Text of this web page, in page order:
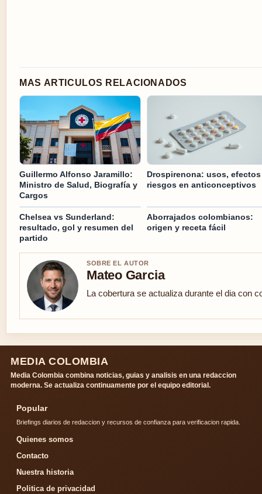
MAS ARTICULOS RELACIONADOS
Guillermo Alfonso Jaramillo:
Ministro de Salud, Biografía y
Cargos
Drospirenona: usos, efectos
riesgos en anticonceptivos
Chelsea vs Sunderland:
resultado, gol y resumen del
partido
Aborrajados colombianos:
origen y receta fácil
SOBRE EL AUTOR
Mateo Garcia
La cobertura se actualiza durante el dia con
MEDIA COLOMBIA
Media Colombia combina noticias, guias y analisis en una redaccion
moderna. Se actualiza continuamente por el equipo editorial.
Popular
Briefings diarios de redaccion y recursos de confianza para verificacion rapida.
Quienes somos
Contacto
Nuestra historia
Politica de privacidad